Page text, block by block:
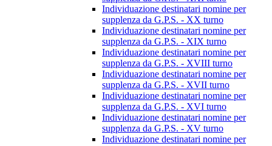
Individuazione destinatari nomine per
supplenza da G.P.S. - XX turno
Individuazione destinatari nomine per
supplenza da G.P.S. - XIX turno
Individuazione destinatari nomine per
supplenza da G.P.S. - XVIII turno
Individuazione destinatari nomine per
supplenza da G.P.S. - XVII turno
Individuazione destinatari nomine per
supplenza da G.P.S. - XVI turno
Individuazione destinatari nomine per
supplenza da G.P.S. - XV turno
Individuazione destinatari nomine per